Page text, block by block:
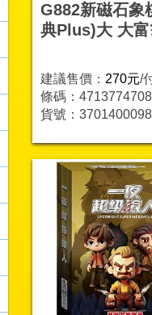
G882新磁石象
典Plus)大 大
建議售價： 270元/
條碼：
貨號：3701400098